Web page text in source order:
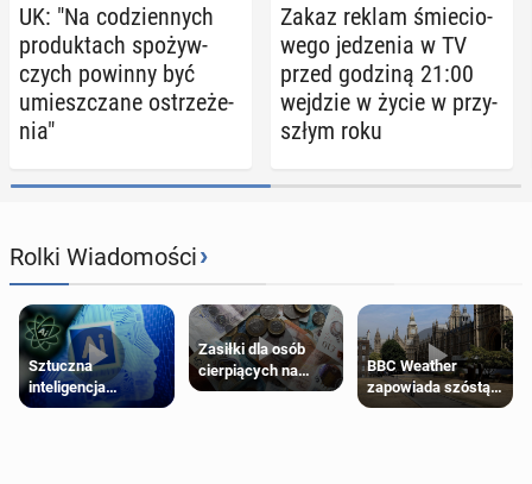
UK: "Na co­dzien­nych
pro­duk­tach spo­żyw­
czych powinny być
umiesz­cza­ne ostrze­że­
nia"
Zakaz reklam śmie­cio­
we­go je­dze­nia w TV
przed godziną 21:00
wejdzie w życie w przy­
szłym roku
Rolki Wiadomości›
Sztuczna
inteligencja
próbowała oszukać
Zasiłki dla osób
cierpiących na
schorzenia
BBC Weather
zapowiada szóstą
falę upałów w